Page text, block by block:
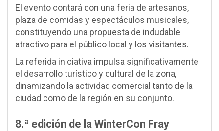
El evento contará con una feria de artesanos,
plaza de comidas y espectáculos musicales,
constituyendo una propuesta de indudable
atractivo para el público local y los visitantes.
La referida iniciativa impulsa significativamente
el desarrollo turístico y cultural de la zona,
dinamizando la actividad comercial tanto de la
ciudad como de la región en su conjunto.
8.ª edición de la WinterCon Fray